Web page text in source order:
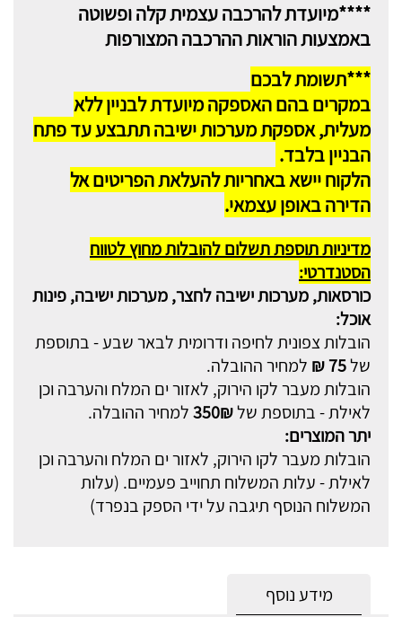
****מיועדת להרכבה עצמית קלה ופשוטה
באמצעות הוראות ההרכבה המצורפות
***תשומת לבכם
במקרים בהם האספקה מיועדת לבניין ללא
מעלית, אספקת מערכות ישיבה תתבצע עד פתח
הבניין בלבד.
הלקוח יישא באחריות להעלאת הפריטים אל
הדירה באופן עצמאי.
מדיניות תוספת תשלום להובלות מחוץ לטווח
הסטנדרטי:
כורסאות, מערכות ישיבה לחצר, מערכות ישיבה, פינות
אוכל:
הובלות צפונית לחיפה ודרומית לבאר שבע - בתוספת
של75 ₪
למחיר ההובלה.
הובלות מעבר לקו הירוק, לאזור ים המלח והערבה וכן
לאילת - בתוספת של350₪למחיר ההובלה.
יתר המוצרים:
הובלות מעבר לקו הירוק, לאזור ים המלח והערבה וכן
לאילת - עלות המשלוח תחוייב פעמיים. (עלות
המשלוח הנוסף תיגבה על ידי הספק בנפרד)
מידע נוסף